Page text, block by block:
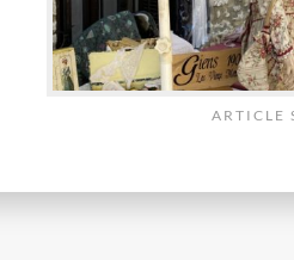
ARTICLE